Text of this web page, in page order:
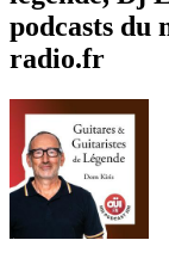
podcasts du
radio.fr